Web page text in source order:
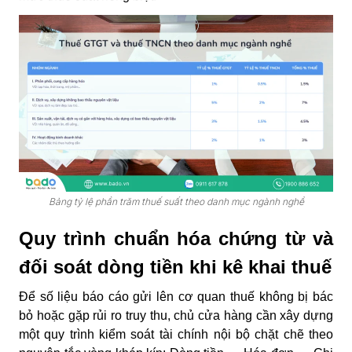
Bảng tỷ lệ phần trăm thuế suất theo danh mục ngành nghề
Quy trình chuẩn hóa chứng từ và
đối soát dòng tiền khi kê khai thuế
Để số liệu báo cáo gửi lên cơ quan thuế không bị bác
bỏ hoặc gặp rủi ro truy thu, chủ cửa hàng cần xây dựng
một quy trình kiểm soát tài chính nội bộ chặt chẽ theo